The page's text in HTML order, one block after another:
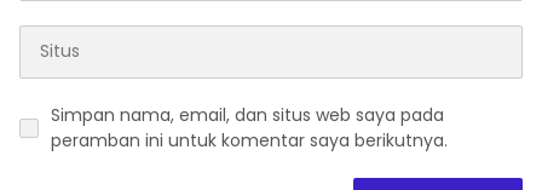
Simpan nama, email, dan situs web saya pada
peramban ini untuk komentar saya berikutnya.